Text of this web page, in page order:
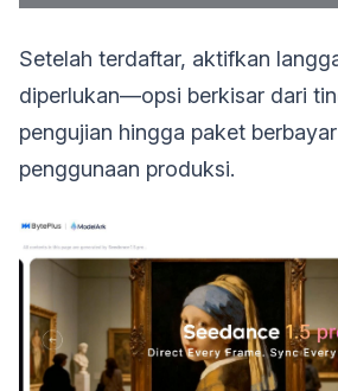
Setelah terdaftar, aktifkan
diperlukan—opsi berkisar dari
pengujian hingga paket
penggunaan produksi.